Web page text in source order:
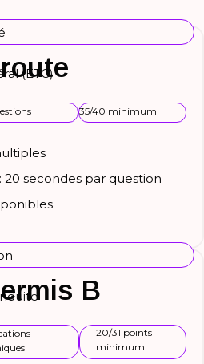
(ETG)
35/40 minimum
20 secondes par question
B
20/31 points
minimum